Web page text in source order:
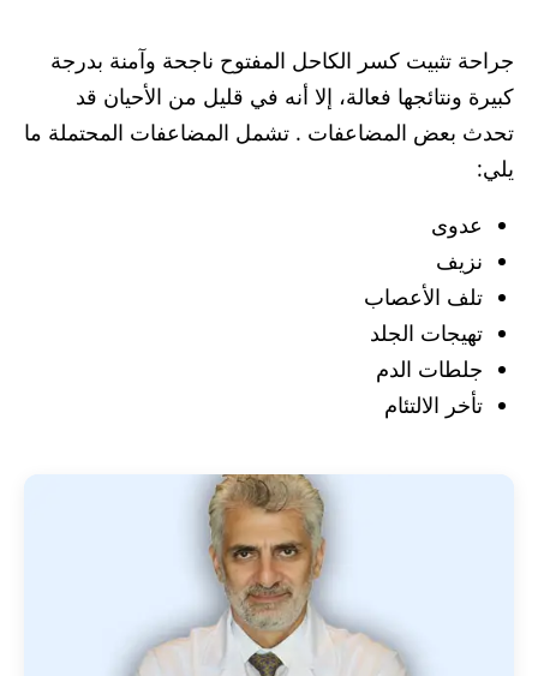
جراحة تثبيت كسر الكاحل المفتوح ناجحة وآمنة بدرجة
كبيرة ونتائجها فعالة، إلا أنه في قليل من الأحيان قد
تحدث بعض المضاعفات . تشمل المضاعفات المحتملة ما
يلي:
عدوى
نزيف
تلف الأعصاب
تهيجات الجلد
جلطات الدم
تأخر الالتئام